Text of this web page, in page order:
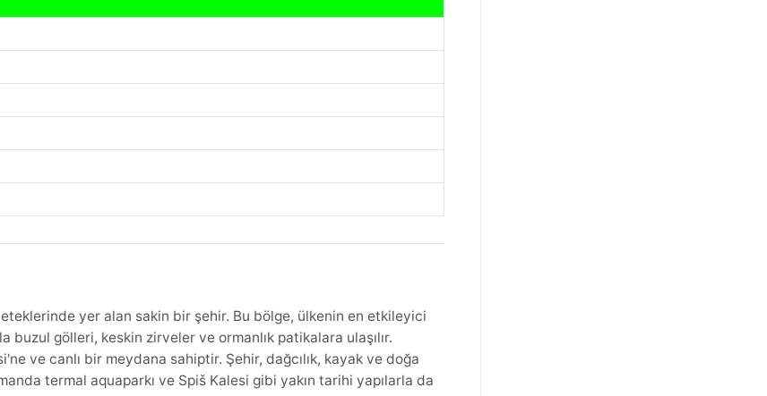
yer alan sakin bir şehir. Bu bölge, ülkenin en etkileyici
gölleri, keskin zirveler ve ormanlık patikalara ulaşılır.
ve canlı bir meydana sahiptir. Şehir, dağcılık, kayak ve doğa
termal aquaparkı ve Spiš Kalesi gibi yakın tarihi yapılarla da